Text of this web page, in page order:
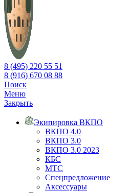
8 (495) 220 55 51
8 (916) 670 08 88
Поиск
Меню
Закрыть
Экипировка ВКПО
ВКПО 4.0
ВКПО 3.0
ВКПО 3.0 2023
КБС
МТС
Спецпредложение
Аксессуары